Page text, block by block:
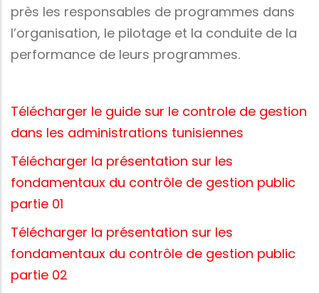
près les responsables de programmes dans
l’organisation, le pilotage et la conduite de la
performance de leurs programmes.
Télécharger le guide sur le controle de gestion
dans les administrations tunisiennes
Télécharger la présentation sur les
fondamentaux du contrôle de gestion public
partie 01
Télécharger la présentation sur les
fondamentaux du contrôle de gestion public
partie 02